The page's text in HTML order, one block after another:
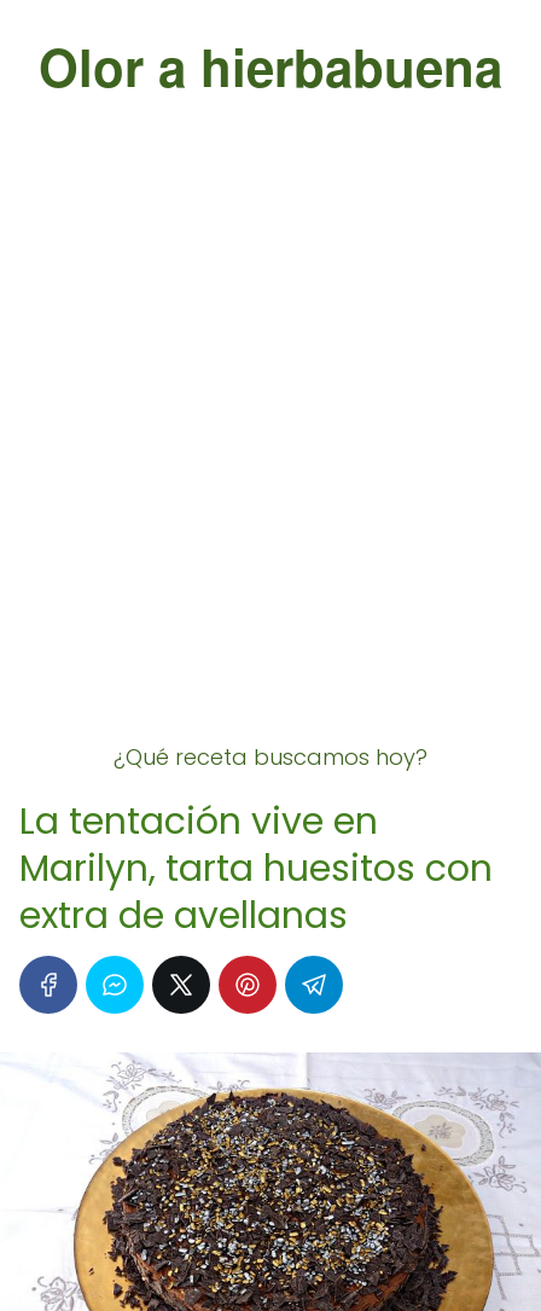
Olor a hierbabuena
¿Qué receta buscamos hoy?
La tentación vive en
Marilyn, tarta huesitos con
extra de avellanas